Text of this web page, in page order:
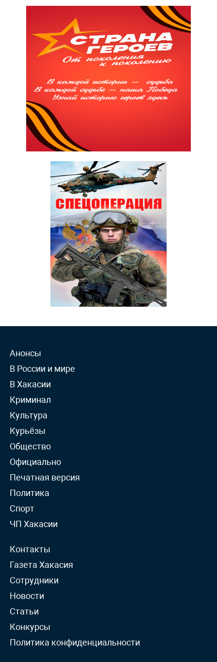
Анонсы
В России и мире
В Хакасии
Криминал
Культура
Курьёзы
Общество
Официально
Печатная версия
Политика
Спорт
ЧП Хакасии
Контакты
Газета Хакасия
Сотрудники
Новости
Статьи
Конкурсы
Политика конфиденциальности